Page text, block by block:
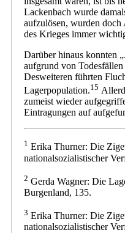
Lackenbach wurde
aufzulösen, wurden doch
des Krieges immer
Darüber hinaus konnten
aufgrund von
Desweiteren führten
Lagerpopulation.15
zumeist wieder
Eintragungen auf
1 Erika Thurner: Die
nationalsozialistischer
2 Gerda Wagner: Die
Burgenland, 135.
3 Erika Thurner: Die
nationalsozialistischer